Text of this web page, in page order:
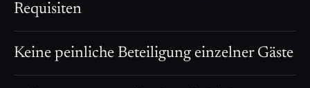
Requisiten
Keine peinliche Beteiligung einzelner Gäste